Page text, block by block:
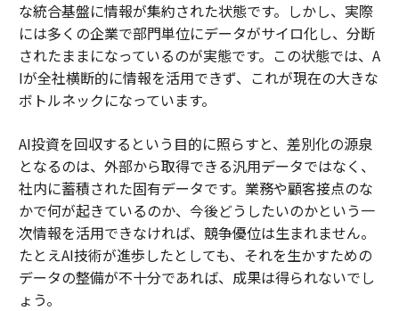
な統合基盤に情報が集約された状態です。しかし、実際
には多くの企業で部門単位にデータがサイロ化し、分断
されたままになっているのが実態です。この状態では、A
Iが全社横断的に情報を活用できず、これが現在の大きな
ボトルネックになっています。
AI投資を回収するという目的に照らすと、差別化の源泉
となるのは、外部から取得できる汎用データではなく、
社内に蓄積された固有データです。業務や顧客接点のな
かで何が起きているのか、今後どうしたいのかという一
次情報を活用できなければ、競争優位は生まれません。
たとえAI技術が進歩したとしても、それを生かすための
データの整備が不十分であれば、成果は得られないでし
ょう。